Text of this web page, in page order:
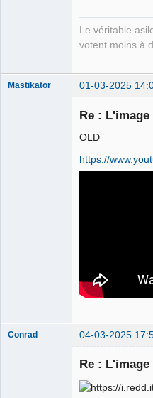
Le véritable
votent moins à
Mastikator 01-03-2025
Re :
OLD
https://
Conrad 04-03-2025
Re :